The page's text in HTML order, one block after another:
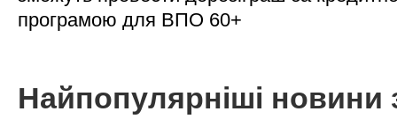
програмою для ВПО 60+
Найпопулярніші новини